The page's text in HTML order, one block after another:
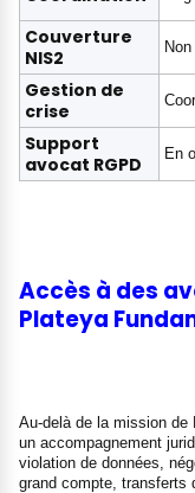
Couverture
NIS2
Gestion de
crise
Support
avocat RGPD
En
Accès à des
Plateya
Au-delà de la mission
un accompagnement
violation de données,
grand compte, transferts